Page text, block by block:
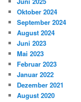
Oktober 2024
September 2024
August 2024
Juni 2023
Mai 2023
Februar 2023
Januar 2022
Dezember 2021
August 2020